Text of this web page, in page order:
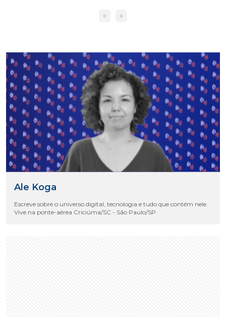
« »
Ale Koga
Escreve sobre o universo digital, tecnologia e tudo que contém nele.
Vive na ponte-aérea Criciúma/SC - São Paulo/SP